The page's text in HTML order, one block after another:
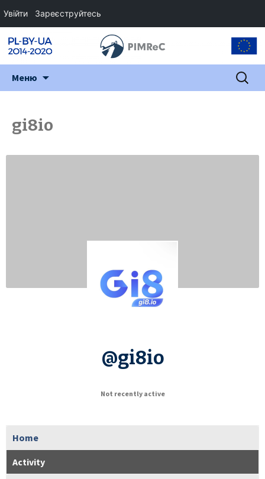
Меню Пошук:
gi8io
@gi8io
Not recently active
Home
Activity
Увійти Зареєструйтесь